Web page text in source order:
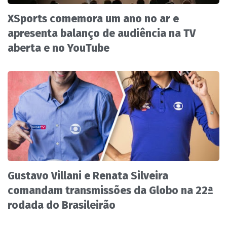
XSports comemora um ano no ar e
apresenta balanço de audiência na TV
aberta e no YouTube
Gustavo Villani e Renata Silveira
comandam transmissões da Globo na 22ª
rodada do Brasileirão